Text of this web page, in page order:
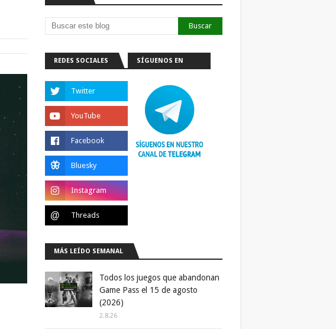
REDES SOCIALES SÍGUENOS EN
MÁS LEÍDO SEMANAL
Todos los juegos que abandonan
Game Pass el 15 de agosto
(2026)
2.8.26